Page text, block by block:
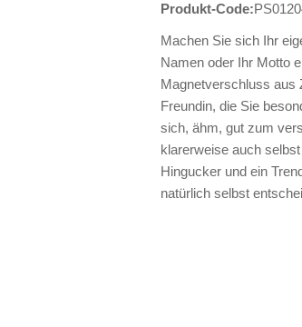
Produkt-Code:
Machen Sie sich Ihr
Namen oder Ihr Motto
Magnetverschluss aus
Freundin, die Sie
sich, ähm, gut zum
klarerweise auch
Hingucker und ein
natürlich selbst